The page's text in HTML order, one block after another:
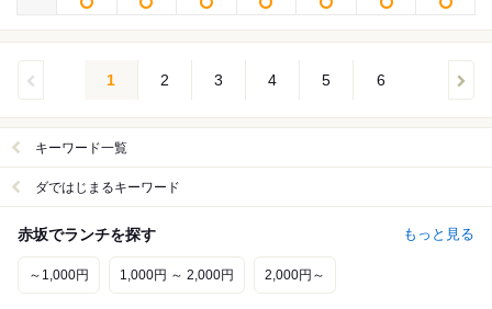
1 2 3 4 5 6
キーワード一覧
ダではじまるキーワード
赤坂でランチを探す もっと見る
～1,000円 1,000円 ～ 2,000円 2,000円～